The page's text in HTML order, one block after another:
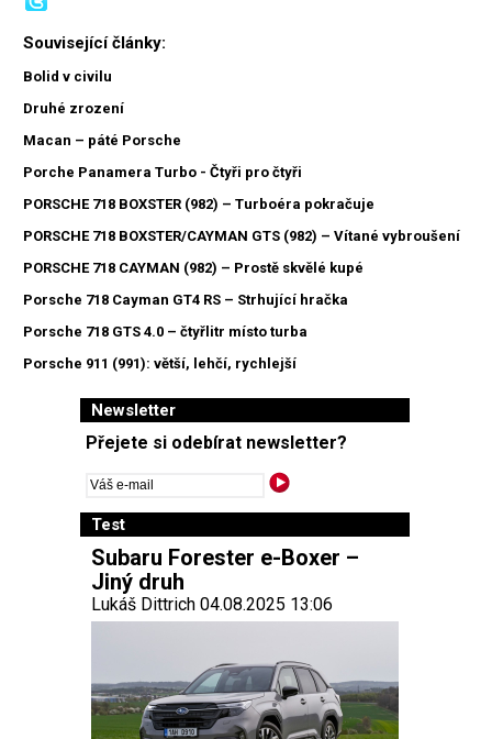
Související články:
Bolid v civilu
Druhé zrození
Macan – páté Porsche
Porche Panamera Turbo - Čtyři pro čtyři
PORSCHE 718 BOXSTER (982) – Turboéra pokračuje
PORSCHE 718 BOXSTER/CAYMAN GTS (982) – Vítané vybroušení
PORSCHE 718 CAYMAN (982) – Prostě skvělé kupé
Porsche 718 Cayman GT4 RS – Strhující hračka
Porsche 718 GTS 4.0 – čtyřlitr místo turba
Porsche 911 (991): větší, lehčí, rychlejší
Newsletter
Přejete si odebírat newsletter?
Test
Subaru Forester e-Boxer –
Jiný druh
Lukáš Dittrich 04.08.2025 13:06